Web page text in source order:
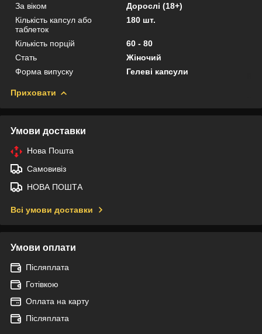
За віком
Дорослі (18+)
Кількість капсул або
таблеток
180 шт.
Кількість порцій
60 - 80
Стать
Жіночий
Форма випуску
Гелеві капсули
Приховати
Умови доставки
Нова Пошта
Самовивіз
НОВА ПОШТА
Всі умови доставки
Умови оплати
Післяплата
Готівкою
Оплата на карту
Післяплата